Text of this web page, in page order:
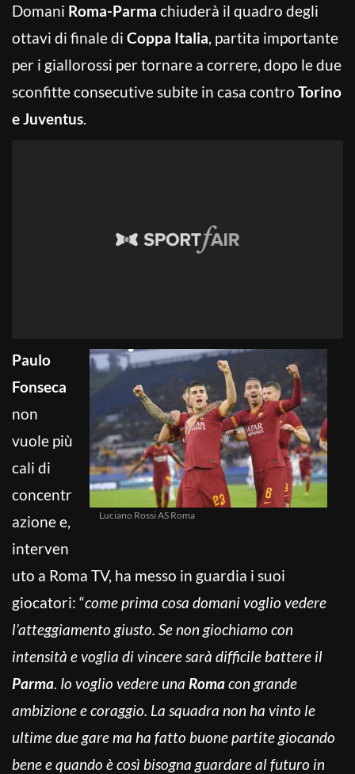
Domani Roma-Parma chiuderà il quadro degli
ottavi di finale di Coppa Italia, partita importante
per i giallorossi per tornare a correre, dopo le due
sconfitte consecutive subite in casa contro Torino
e Juventus.
Luciano Rossi AS Roma
Paulo
Fonseca
non
vuole più
cali di
concentr
azione e,
interven
uto a Roma TV, ha messo in guardia i suoi
giocatori: “come prima cosa domani voglio vedere
l’atteggiamento giusto. Se non giochiamo con
intensità e voglia di vincere sarà difficile battere il
Parma. Io voglio vedere una Romacon grande
ambizione e coraggio. La squadra non ha vinto le
ultime due gare ma ha fatto buone partite giocando
bene e quando è così bisogna guardare al futuro in